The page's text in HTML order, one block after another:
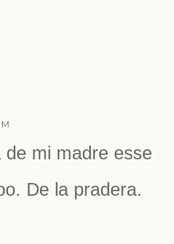
mi madre esse
De la pradera.